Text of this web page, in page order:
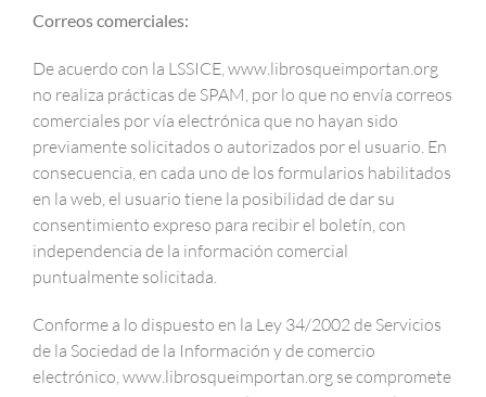
Correos comerciales:
De acuerdo con la LSSICE, www.librosqueimportan.org
no realiza prácticas de SPAM, por lo que no envía correos
comerciales por vía electrónica que no hayan sido
previamente solicitados o autorizados por el usuario. En
consecuencia, en cada uno de los formularios habilitados
en la web, el usuario tiene la posibilidad de dar su
consentimiento expreso para recibir el boletín, con
independencia de la información comercial
puntualmente solicitada.
Conforme a lo dispuesto en la Ley 34/2002 de Servicios
de la Sociedad de la Información y de comercio
electrónico, www.librosqueimportan.org se compromete